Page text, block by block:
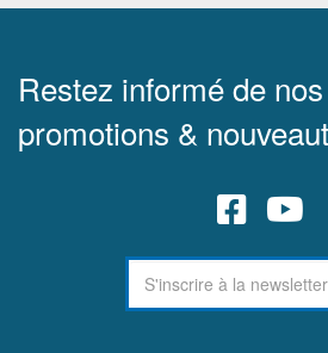
Restez informé de
promotions &